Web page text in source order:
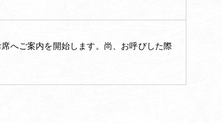
へご案内を開始します。尚、お呼びした際